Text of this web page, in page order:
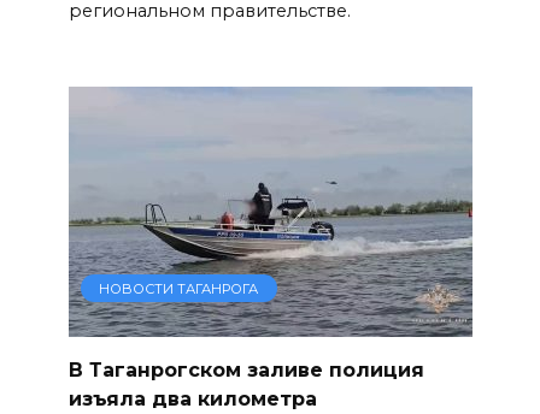
региональном правительстве.
НОВОСТИ ТАГАНРОГА
В Таганрогском заливе полиция
изъяла два километра